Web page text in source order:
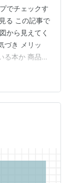
でチェックす
る この記事で
から見えてく
づき メリッ
る本か 商品概
する一冊で
普段の生活で
布の偏りなど
。 例えば、
中でここだ